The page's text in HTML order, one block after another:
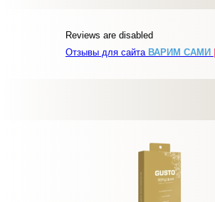
Reviews are disabled
Отзывы для сайта ВАРИМ САМИ